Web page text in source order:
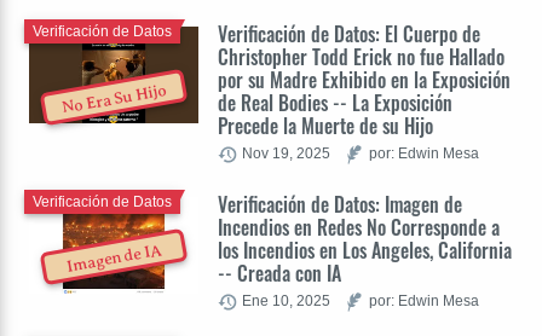
No Era Su Hijo
Verificación de Datos: El Cuerpo de
Christopher Todd Erick no fue Hallado
por su Madre Exhibido en la Exposición
de Real Bodies -- La Exposición
Precede la Muerte de su Hijo
Verificación de Datos
Nov 19, 2025 por: Edwin Mesa
Imagen de IA
Verificación de Datos: Imagen de
Incendios en Redes No Corresponde a
los Incendios en Los Angeles, California
-- Creada con IA
Verificación de Datos
Ene 10, 2025 por: Edwin Mesa